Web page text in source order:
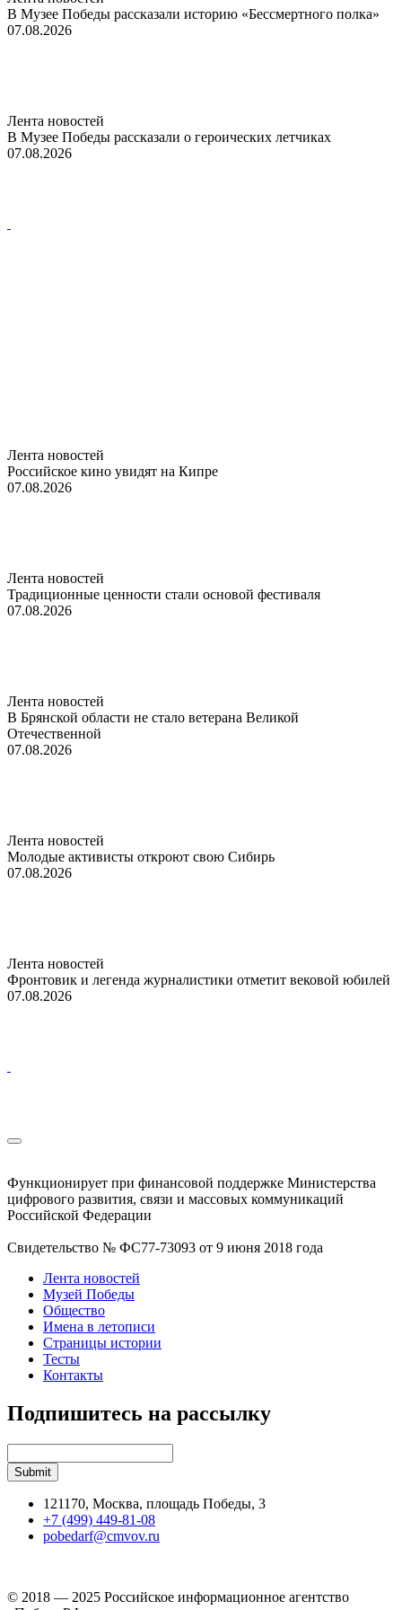
В Музее Победы рассказали историю «Бессмертного полка»
07.08.2026
Лента новостей
В Музее Победы рассказали о героических летчиках
07.08.2026
Лента новостей
Российское кино увидят на Кипре
07.08.2026
Лента новостей
Традиционные ценности стали основой фестиваля
07.08.2026
Лента новостей
В Брянской области не стало ветерана Великой
Отечественной
07.08.2026
Лента новостей
Молодые активисты откроют свою Сибирь
07.08.2026
Лента новостей
Фронтовик и легенда журналистики отметит вековой юбилей
07.08.2026
Функционирует при финансовой поддержке Министерства
цифрового развития, связи и массовых коммуникаций
Российской Федерации
Свидетельство № ФС77-73093 от 9 июня 2018 года
Лента новостей
Музей Победы
Общество
Имена в летописи
Страницы истории
Тесты
Контакты
Подпишитесь на рассылку
121170, Москва, площадь Победы, 3
+7 (499) 449-81-08
pobedarf@cmvov.ru
© 2018 — 2025 Российское информационное агентство